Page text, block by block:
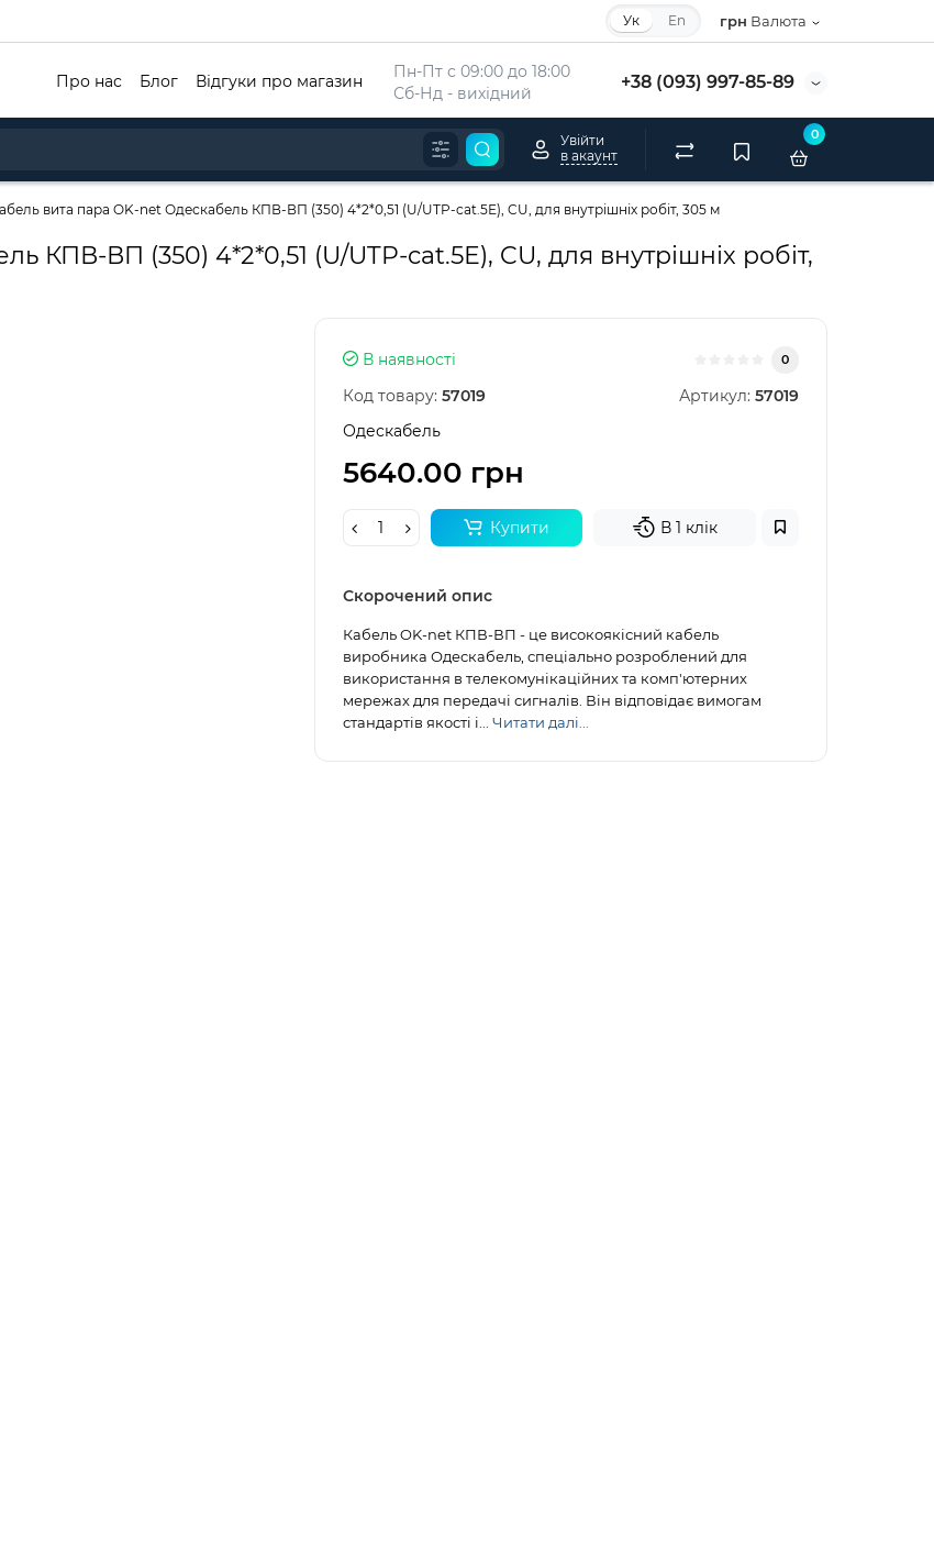
грн Валюта
Ук En
Пн-Пт с 09:00 до 18:00
Сб-Нд - вихідний
+38 (093) 997-85-89
Про нас Блог Відгуки про магазин
Увійти
в акаунт
0
вита пара OK-net Одескабель КПВ-ВП (350) 4*2*0,51 (U/UTP-cat.5Е), CU, для внутрішніх робіт, 305 м
КПВ-ВП (350) 4*2*0,51 (U/UTP-cat.5Е), CU, для внутрішніх робіт,
В наявності 0
Код товару: 57019 Артикул: 57019
Одескабель
5640.00 грн
Купити В 1 клік
Скорочений опис
Кабель OK-net КПВ-ВП - це високоякісний кабель
виробника Одескабель, спеціально розроблений для
використання в телекомунікаційних та комп'ютерних
мережах для передачі сигналів. Він відповідає вимогам
стандартів якості і... Читати далі...